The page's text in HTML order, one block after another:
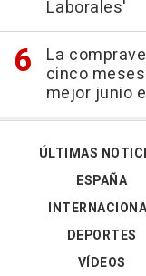
Laborales'
La
cinco
mejor junio
ÚLTIMAS
ESPAÑA
DEPORTES
VÍDEOS